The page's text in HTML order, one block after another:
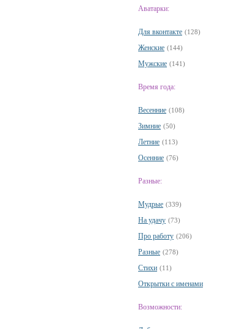
Аватарки:
Для вконтакте (128)
Женские (144)
Мужские (141)
Время года:
Весенние (108)
Зимние (50)
Летние (113)
Осенние (76)
Разные:
Мудрые (339)
На удачу (73)
Про работу (206)
Разные (278)
Стихи (11)
Открытки с именами
Возможности: